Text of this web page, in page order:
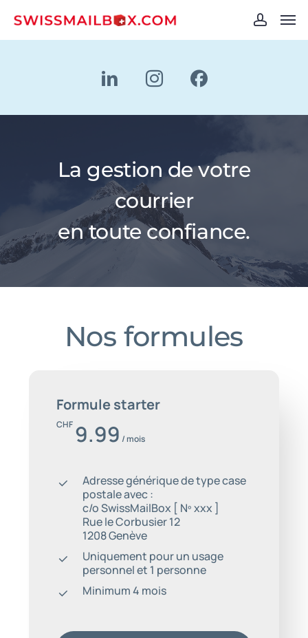
main
account
La gestion de votre
courrier
en toute confiance.
Nos formules
Formule starter
CHF 9.99 / mois
Adresse générique de type case
postale avec :
c/o SwissMailBox [ Nº xxx ]
Rue le Corbusier 12
1208 Genève
Uniquement pour un usage
personnel et 1 personne
Minimum 4 mois